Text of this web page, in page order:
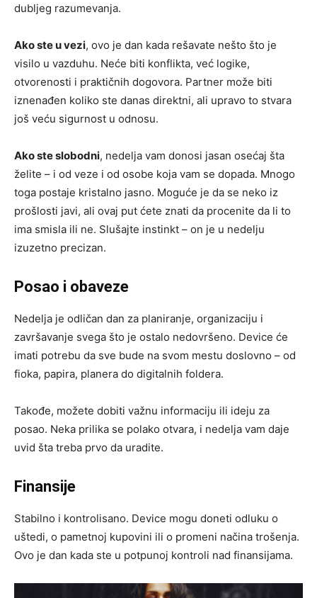
dubljeg razumevanja.
Ako ste u vezi, ovo je dan kada rešavate nešto što je
visilo u vazduhu. Neće biti konflikta, već logike,
otvorenosti i praktičnih dogovora. Partner može biti
iznenađen koliko ste danas direktni, ali upravo to stvara
još veću sigurnost u odnosu.
Ako ste slobodni, nedelja vam donosi jasan osećaj šta
želite – i od veze i od osobe koja vam se dopada. Mnogo
toga postaje kristalno jasno. Moguće je da se neko iz
prošlosti javi, ali ovaj put ćete znati da procenite da li to
ima smisla ili ne. Slušajte instinkt – on je u nedelju
izuzetno precizan.
Posao i obaveze
Nedelja je odličan dan za planiranje, organizaciju i
završavanje svega što je ostalo nedovršeno. Device će
imati potrebu da sve bude na svom mestu doslovno – od
fioka, papira, planera do digitalnih foldera.
Takođe, možete dobiti važnu informaciju ili ideju za
posao. Neka prilika se polako otvara, i nedelja vam daje
uvid šta treba prvo da uradite.
Finansije
Stabilno i kontrolisano. Device mogu doneti odluku o
uštedi, o pametnoj kupovini ili o promeni načina trošenja.
Ovo je dan kada ste u potpunoj kontroli nad finansijama.